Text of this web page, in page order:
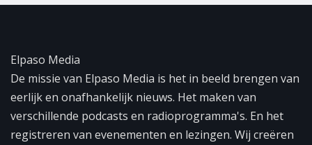
Elpaso Media
De missie van Elpaso Media is het in beeld brengen van
eerlijk en onafhankelijk nieuws. Het maken van
verschillende podcasts en radioprogramma's. En het
registreren van evenementen en lezingen. Wij creëren